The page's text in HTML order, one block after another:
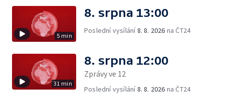
5 min
8. srpna 13:00
Poslední vysílání8. 8. 2026 na ČT24
31 min
8. srpna 12:00
Zprávy ve 12
Poslední vysílání8. 8. 2026 na ČT24